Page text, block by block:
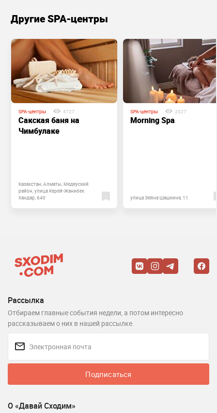
Другие SPA-центры
SPA-центры 4727
Сакская баня на
Чимбулаке
Казахстан, Алматы, Медеуский
район, улица Керей-Жанибек
Хандар, 640
SPA-центры 2027
Morning Spa
улица Зейна Шашкина, 11
Рассылка
Отбираем главные события недели, а потом интересно
рассказываем о них в нашей рассылке.
Подписаться
О «Давай Сходим»